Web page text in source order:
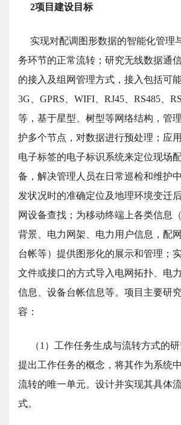
2项目建设目标
实现对配调图形数据的智能化管理
务环节的正常流转；研究无线数据通
的接入及组网管理方式，接入包括可
3G、GPRS、WIFI、RJ45、RS485、
等，基于星型、树型等网络结构，管
护多个节点，对数据进行预处理；应
电子标签的电子标识系统来定位现场
备，解决管理人员在日常巡检和维护
发状况时的准确定位及地理环境变迁
网设备查找；为移动终端上各类信息
背景、电力网架、电力用户信息，配
台帐等）提供图形化的展示和管理；
文件或接口的方式导入电网拓扑、电
信息、设备台帐信息等。项目主要研
容：
（1）工作任务生成与流转方式的研
提出工作任务的概念，将其作为系统
流转的唯一单元。设计并实现其具体
式。